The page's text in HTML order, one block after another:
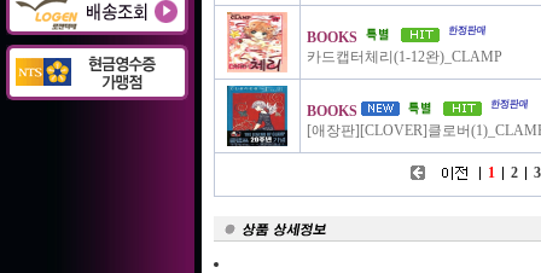
BOOKS
카드캡터체리(1-12완)_CLAMP
BOOKS
[애장판][CLOVER]클로버
1 2 3